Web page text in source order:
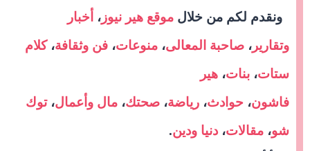
ونقدم لكم من خلال موقع هير نيوز ، أخبار
وتقارير ، صاحبة المعالى، منوعات، فن وثقافة، كلام
ستات، بنات، هير
فاشون، حوادث، رياضة، صحتك، مال وأعمال، توك
شو، مقالات، دنيا ودين.